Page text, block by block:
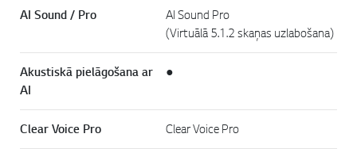
AI Sound / Pro
AI Sound Pro
(Virtuālā 5.1.2 skaņas uzlabošana)
Akustiskā pielāgošana ar
AI
●
Clear Voice Pro Clear Voice Pro